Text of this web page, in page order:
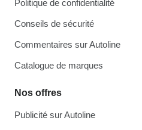
Politique de confidentialité
Conseils de sécurité
Commentaires sur Autoline
Catalogue de marques
Nos offres
Publicité sur Autoline